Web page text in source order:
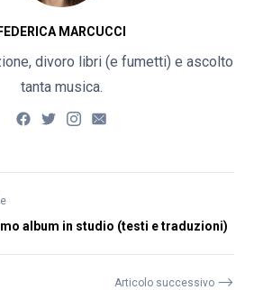
FEDERICA MARCUCCI
divoro libri (e fumetti) e ascolto
tanta musica.
album in studio (testi e traduzioni)
Articolo successivo ⟶